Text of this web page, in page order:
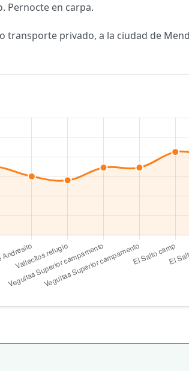
Pernocte en carpa.
transporte privado, a la ciudad de